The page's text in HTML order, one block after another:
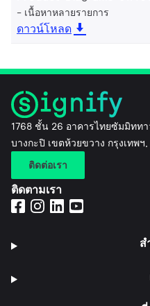
เนื้อหาหลายรายการ
ดาวน์โหลด
1768 ชั้น 26 อาคารไทยซัมมิทท
บางกะปิ เขตห้วยขวาง กรุงเทพฯ,
ติดต่อเรา
ติดตามเรา
ส